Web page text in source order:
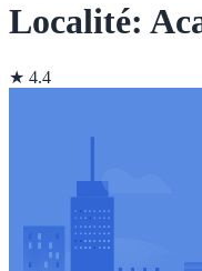
Localité:
★ 4.4